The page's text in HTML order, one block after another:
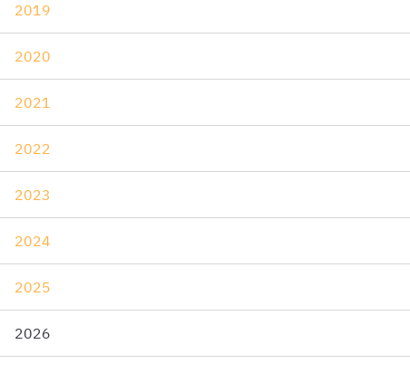
2019
2020
2021
2022
2023
2024
2025
2026